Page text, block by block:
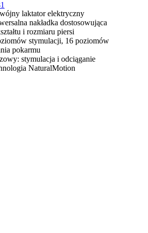
laktator elektryczny
nakładka dostosowująca
i rozmiaru piersi
stymulacji, 16 poziomów
pokarmu
stymulacja i odciąganie
NaturalMotion